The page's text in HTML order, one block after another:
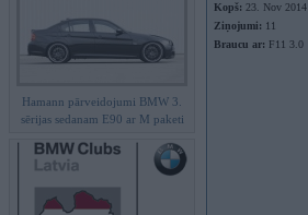
Hamann pārveidojumi BMW 3.
sērijas sedanam E90 ar M paketi
Kopš: 23. Nov 2014
Ziņojumi: 11
Braucu ar: F11 3.0